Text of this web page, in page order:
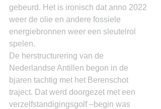
gebeurd. Het is ironisch dat anno 2022
weer de olie en andere fossiele
energiebronnen weer een sleutelrol
spelen.
De herstructurering van de
Nederlandse Antillen begon in de
bjaren tachtig met het Berenschot
traject. Dat werd doorgezet met een
verzelfstandigingsgolf –begin was